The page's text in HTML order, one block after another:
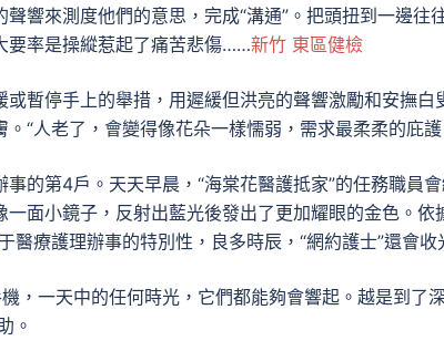
響來測度他們的意思，完成“溝通”。把頭扭到一邊往
要率是操縱惹起了痛苦悲傷……新竹 東區健檢
或暫停手上的舉措，用遲緩但洪亮的聲響激勵和安撫
“人老了，會變得像花朵一樣懦弱，需求最柔柔的庇護
事的第4戶。天天早晨，“海棠花醫護抵家”的任務職員
一面小鏡子，反射出藍光後發出了更加耀眼的金色。依
醫療護理辦事的特別性，良多時辰，“網約護士”還會收
，一天中的任何時光，它們都能夠會響起。越是到了
。